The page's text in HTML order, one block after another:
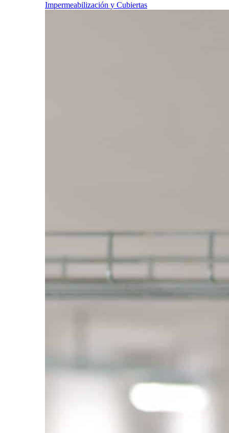
Impermeabilización y Cubiertas